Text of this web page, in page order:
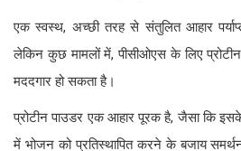
एक स्वस्थ, अच्छी तरह से संतुलित आहार
लेकिन कुछ मामलों में, पीसीओएस के लिए
मददगार हो सकता है।
प्रोटीन पाउडर एक आहार पूरक है, जैसा कि
में भोजन को प्रतिस्थापित करने के बजाय